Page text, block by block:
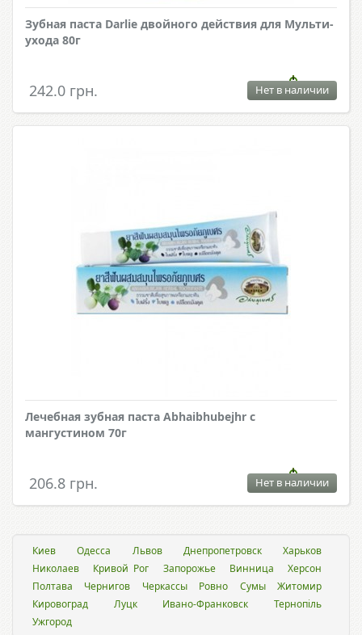
Зубная паста Darlie двойного действия для Мульти-
ухода 80г
242.0 грн. Нет в наличии
Лечебная зубная паста Abhaibhubejhr с
мангустином 70г
206.8 грн. Нет в наличии
Киев Одесса Львов Днепропетровск
Харьков
Николаев
Кривой Рог Запорожье Винница
Херсон
Полтава
Чернигов Черкассы Ровно Сумы
Житомир
Кировоград
Луцк Ивано-Франковск
Тернопіль
Ужгород